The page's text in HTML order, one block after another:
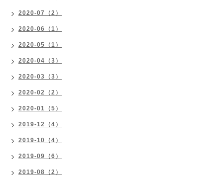
2020-07（2）
2020-06（1）
2020-05（1）
2020-04（3）
2020-03（3）
2020-02（2）
2020-01（5）
2019-12（4）
2019-10（4）
2019-09（6）
2019-08（2）